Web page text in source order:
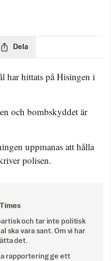
Dela
har hittats på Hisingen i
och bombskyddet är
uppmanas att hålla
polisen.
och tar inte politisk
ska vara sant. Om vi har
det.
rapportering ge ett